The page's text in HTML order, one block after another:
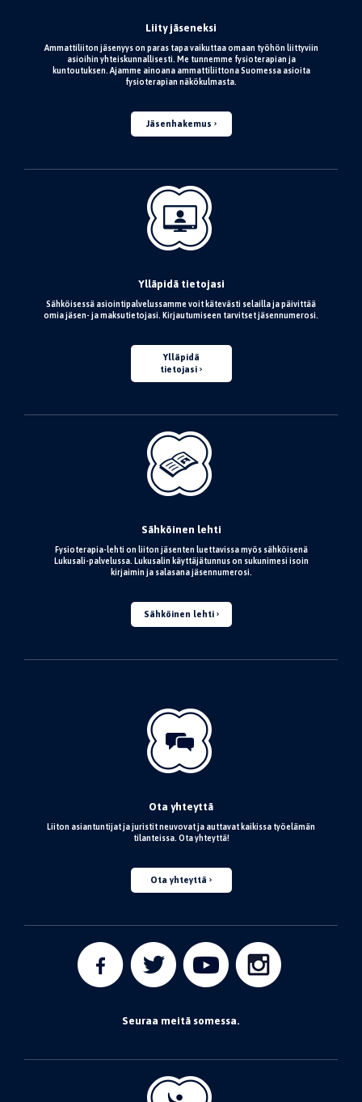
Liity jäseneksi
Ammattiliiton jäsenyys on paras tapa vaikuttaa omaan työhön liittyviin
asioihin yhteiskunnallisesti. Me tunnemme fysioterapian ja
kuntoutuksen. Ajamme ainoana ammattiliittona Suomessa asioita
fysioterapian näkökulmasta.
Jäsenhakemus
Ylläpidä tietojasi
Sähköisessä asiointipalvelussamme voit kätevästi selailla ja päivittää
omia jäsen- ja maksutietojasi. Kirjautumiseen tarvitset jäsennumerosi.
Ylläpidä
tietojasi
Sähköinen lehti
Fysioterapia-lehti on liiton jäsenten luettavissa myös sähköisenä
Lukusali-palvelussa. Lukusalin käyttäjätunnus on sukunimesi isoin
kirjaimin ja salasana jäsennumerosi.
Sähköinen lehti
Ota yhteyttä
Liiton asiantuntijat ja juristit neuvovat ja auttavat kaikissa työelämän
tilanteissa. Ota yhteyttä!
Ota yhteyttä
Seuraa meitä somessa.